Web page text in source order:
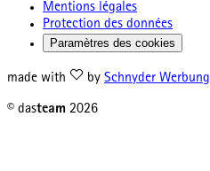
Mentions légales
Protection des données
Paramètres des cookies
made with by Schnyder Werbung
© dasteam 2026